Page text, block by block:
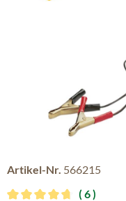
Artikel-Nr. 566215
6